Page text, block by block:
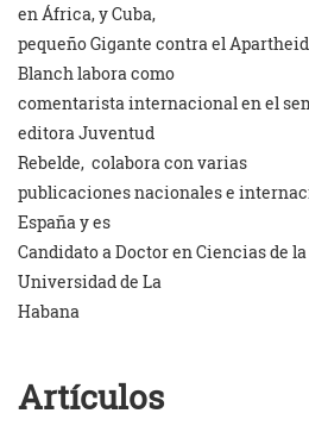
en África, y Cuba,
pequeño Gigante contra el
Blanch labora como
comentarista internacional en el
editora Juventud
Rebelde, colabora con varias
publicaciones nacionales e
España y es
Candidato a Doctor en Ciencias de
Universidad de La
Habana
Artículos